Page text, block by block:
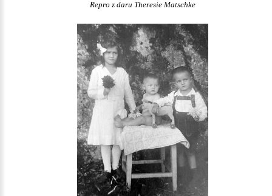
Repro z daru Theresie Matschke